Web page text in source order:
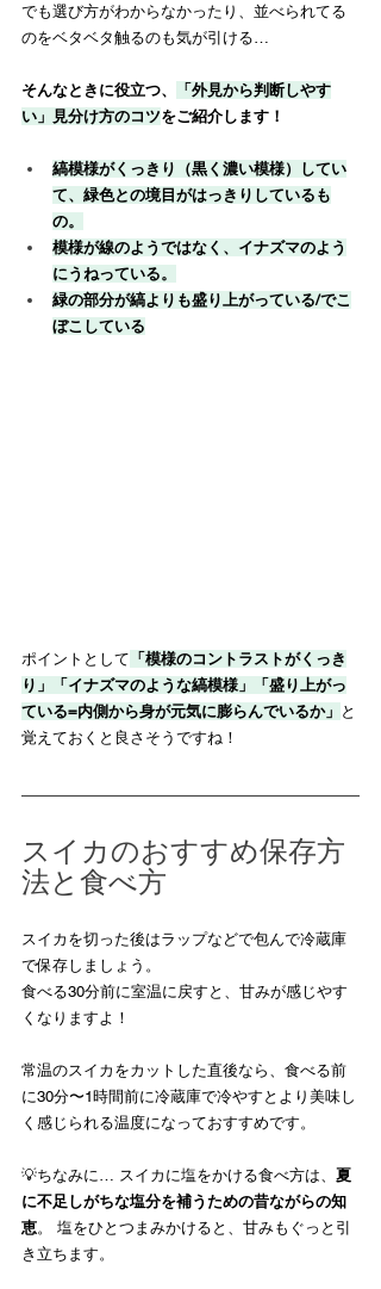
でも選び方がわからなかったり、並べられてる
のをベタベタ触るのも気が引ける…
そんなときに役立つ、
「外見から判断しやす
い」見分け方のコツをご紹介します！
縞模様がくっきり（黒く濃い模様）してい
て、緑色との境目がはっきりしているも
の。
模様が線のようではなく、イナズマのよう
にうねっている。
緑の部分が縞よりも盛り上がっている/でこ
ぼこしている
ポイントとして 「模様のコントラストがくっき
り」「イナズマのような縞模様」「盛り上がっ
ている=内側から身が元気に膨らんでいるか」 と
覚えておくと良さそうですね！
スイカのおすすめ保存方
法と食べ方
スイカを切った後はラップなどで包んで冷蔵庫
で保存しましょう。
食べる30分前に室温に戻すと、甘みが感じやす
くなりますよ！
常温のスイカをカットした直後なら、食べる前
に30分〜1時間前に冷蔵庫で冷やすとより美味し
く感じられる温度になっておすすめです。
💡ちなみに… スイカに塩をかける食べ方は、 夏
に不足しがちな塩分を補うための昔ながらの知
恵。 塩をひとつまみかけると、甘みもぐっと引
き立ちます。